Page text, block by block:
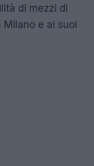
di mezzi di
e ai suoi